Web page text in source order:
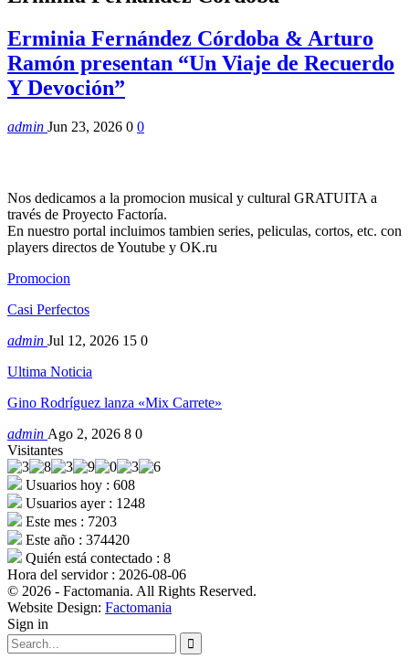
Erminia Fernández Córdoba & Arturo
Ramón presentan “Un Viaje de Recuerdo
Y Devoción”
admin Jun 23, 2026 0 0
Nos dedicamos a la promocion musical y cultural GRATUITA a
través de Proyecto Factoría.
En nuestro portal incluimos tambien series, peliculas, cortos, etc. con
players directos de Youtube y OK.ru
Promocion
Casi Perfectos
admin Jul 12, 2026 15 0
Ultima Noticia
Gino Rodríguez lanza «Mix Carrete»
admin Ago 2, 2026 8 0
Visitantes
Usuarios hoy : 608
Usuarios ayer : 1248
Este mes : 7203
Este año : 374420
Quién está contectado : 8
Hora del servidor : 2026-08-06
© 2026 - Factomania. All Rights Reserved.
Website Design: Factomania
Sign in